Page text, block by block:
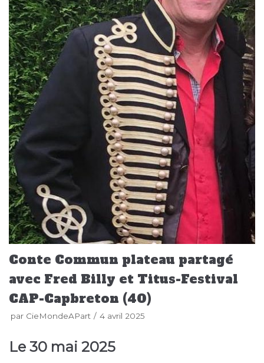
Conte Commun plateau partagé
avec Fred Billy et Titus-Festival
CAP-Capbreton (40)
par CieMondeAPart 4 avril 2025
Le 30 mai 2025